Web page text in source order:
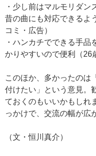
・少し前はマルモリダン
昔の曲にも対応できるよ
コミ・広告）
・ハンカチでできる手
かりやすいので便利（26
このほか、多かったのは
付けたい」という意見。
ておくのもいいかもしれ
っかけで、交流の幅が広
（文・恒川真介）